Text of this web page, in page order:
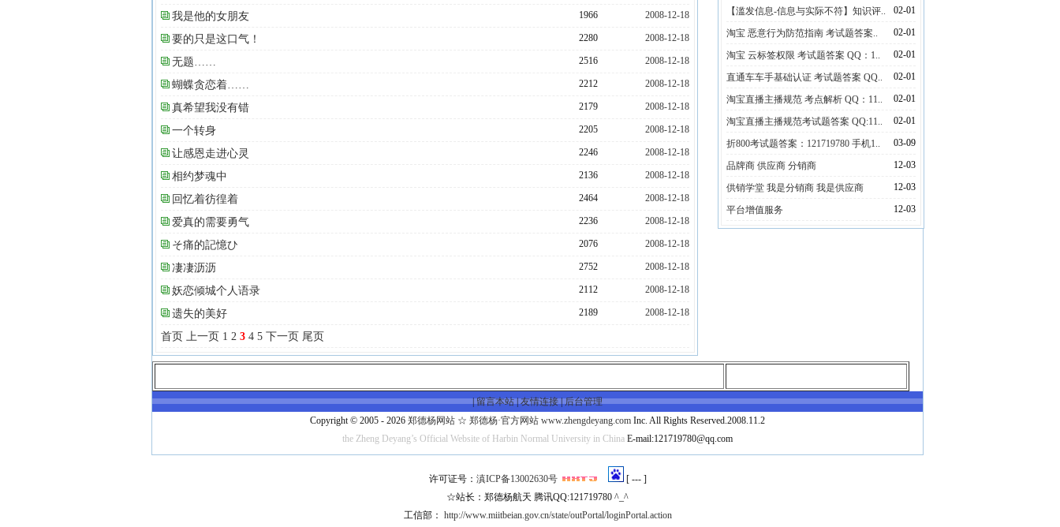
2008-12-18
1966
我是他的女朋友
2008-12-18
2280
要的只是这口气！
2008-12-18
2516
无题……
2008-12-18
2212
蝴蝶贪恋着……
2008-12-18
2179
真希望我没有错
2008-12-18
2205
一个转身
2008-12-18
2246
让感恩走进心灵
2008-12-18
2136
相约梦魂中
2008-12-18
2464
回忆着彷徨着
2008-12-18
2236
爱真的需要勇气
2008-12-18
2076
そ痛的記憶ひ
2008-12-18
2752
凄凄沥沥
2008-12-18
2112
妖恋倾城个人语录
2008-12-18
2189
遗失的美好
首页 上一页 1 2 3 4 5 下一页 尾页
02-01
【滥发信息-信息与实际不符】知识评..
02-01
淘宝 恶意行为防范指南 考试题答案..
02-01
淘宝 云标签权限 考试题答案 QQ：1..
02-01
直通车车手基础认证 考试题答案 QQ..
02-01
淘宝直播主播规范 考点解析 QQ：11..
02-01
淘宝直播主播规范考试题答案 QQ:11..
03-09
折800考试题答案：121719780 手机1..
12-03
品牌商 供应商 分销商
12-03
供销学堂 我是分销商 我是供应商
12-03
平台增值服务
|留言本站|友情连接|后台管理
Copyright © 2005 - 2026 郑德杨网站 ☆ 郑德杨·官方网站 www.zhengdeyang.com Inc. All Rights Reserved.2008.11.2
the Zheng Deyang’s Official Website of Harbin Normal University in China E-mail:121719780@qq.com
许可证号： 滇ICP备13002630号 [ --- ]
☆站长：郑德杨航天 腾讯QQ:121719780 ^_^
工信部： http://www.miitbeian.gov.cn/state/outPortal/loginPortal.action